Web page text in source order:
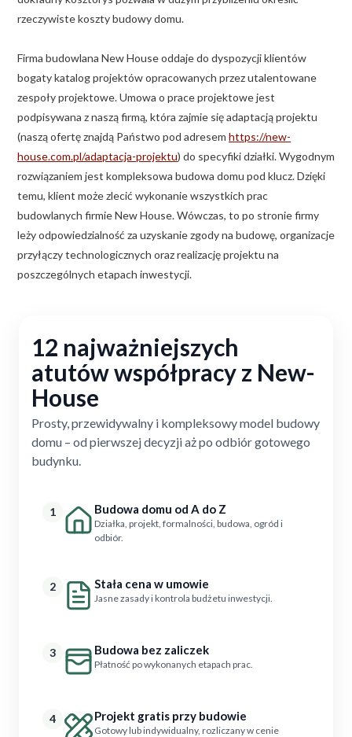
rzeczywiste koszty budowy domu.
Firma budowlana New House oddaje do dyspozycji klientów
bogaty katalog projektów opracowanych przez utalentowane
zespoły projektowe. Umowa o prace projektowe jest
podpisywana z naszą firmą, która zajmie się adaptacją projektu
(naszą ofertę znajdą Państwo pod adresem https://new-
house.com.pl/adaptacja-projektu) do specyfiki działki. Wygodnym
rozwiązaniem jest kompleksowa budowa domu pod klucz. Dzięki
temu, klient może zlecić wykonanie wszystkich prac
budowlanych firmie New House. Wówczas, to po stronie firmy
leży odpowiedzialność za uzyskanie zgody na budowę, organizacje
przyłączy technologicznych oraz realizację projektu na
poszczególnych etapach inwestycji.
12 najważniejszych
atutów współpracy z New-
House
Prosty, przewidywalny i kompleksowy model budowy
domu – od pierwszej decyzji aż po odbiór gotowego
budynku.
1 Budowa domu od A do Z
Działka, projekt, formalności, budowa, ogród i
odbiór.
2 Stała cena w umowie
Jasne zasady i kontrola budżetu inwestycji.
3 Budowa bez zaliczek
Płatność po wykonanych etapach prac.
4 Projekt gratis przy budowie
Gotowy lub indywidualny, rozliczany w cenie